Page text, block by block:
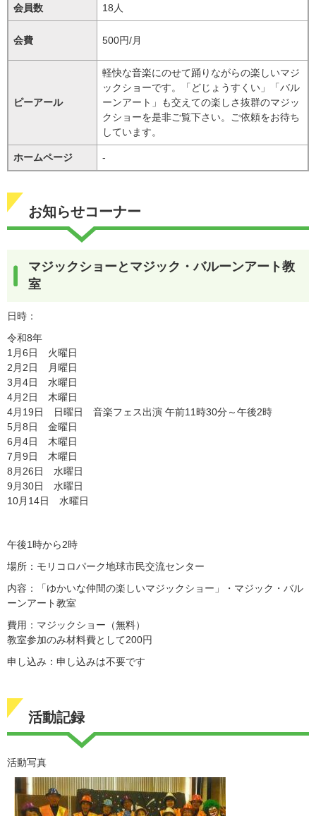
会員数 18人
会費 500円/月
ピーアール
軽快な音楽にのせて踊りながらの楽しいマジ
ックショーです。「どじょうすくい」「バル
ーンアート」も交えての楽しさ抜群のマジッ
クショーを是非ご覧下さい。ご依頼をお待ち
しています。
ホームページ -
お知らせコーナー
マジックショーとマジック・バルーンアート教
室
日時：
令和8年
1月6日 火曜日
2月2日 月曜日
3月4日 水曜日
4月2日 木曜日
4月19日 日曜日 音楽フェス出演 午前11時30分～午後2時
5月8日 金曜日
6月4日 木曜日
7月9日 木曜日
8月26日 水曜日
9月30日 水曜日
10月14日 水曜日
午後1時から2時
場所：モリコロパーク地球市民交流センター
内容：「ゆかいな仲間の楽しいマジックショー」・マジック・バル
ーンアート教室
費用：マジックショー（無料）
教室参加のみ材料費として200円
申し込み：申し込みは不要です
活動記録
活動写真